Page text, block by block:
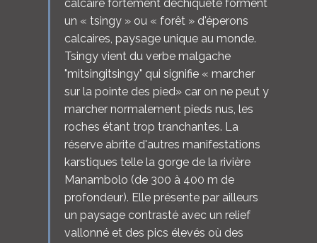
calcaire fortement déchiqueté forment
un « tsingy » ou « forêt » d'éperons
calcaires, paysage unique au monde.
Tsingy vient du verbe malgache
"mitsingitsingy" qui signifie « marcher
sur la pointe des pied» car on ne peut y
marcher normalement pieds nus, les
roches étant trop tranchantes. La
réserve abrite d'autres manifestations
karstiques telle la gorge de la rivière
Manambolo (de 300 à 400 m de
profondeur). Elle présente par ailleurs
un paysage contrasté avec un relief
vallonné et des pics élevés où des